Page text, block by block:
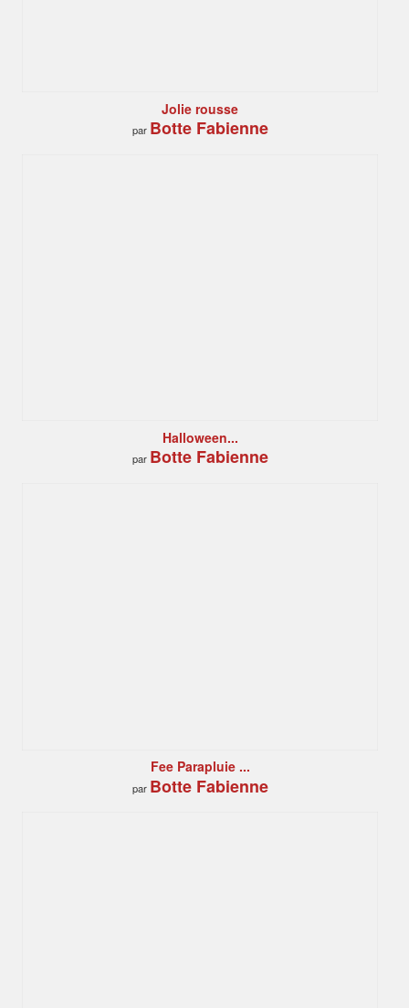
Jolie rousse
par Botte Fabienne
Halloween...
par Botte Fabienne
Fee Parapluie ...
par Botte Fabienne